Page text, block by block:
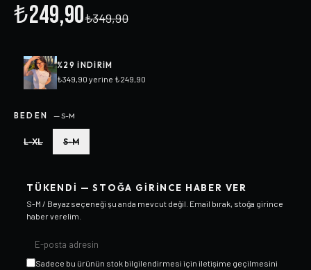
₺249,90₺349,90
%29 INDIRIM
₺349,90 yerine ₺249,90
BEDEN —S-M
L-XL S-M
TÜKENDI — STOĞA GIRINCE HABER VER
S-M / Beyaz seçeneği şu anda mevcut değil. Email bırak, stoğa girince
haber verelim.
Sadece bu ürünün stok bilgilendirmesi için iletişime geçilmesini